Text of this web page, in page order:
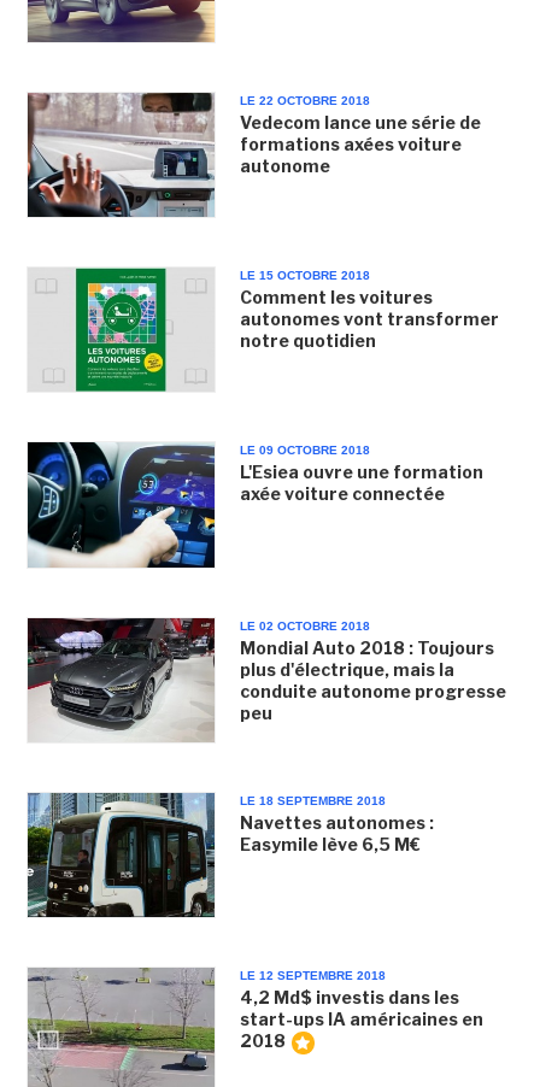
LE 22 OCTOBRE 2018
Vedecom lance une série de
formations axées voiture
autonome
LE 15 OCTOBRE 2018
Comment les voitures
autonomes vont transformer
notre quotidien
LE 09 OCTOBRE 2018
L'Esiea ouvre une formation
axée voiture connectée
LE 02 OCTOBRE 2018
Mondial Auto 2018 : Toujours
plus d'électrique, mais la
conduite autonome progresse
peu
LE 18 SEPTEMBRE 2018
Navettes autonomes :
Easymile lève 6,5 M€
LE 12 SEPTEMBRE 2018
4,2 Md$ investis dans les
start-ups IA américaines en
2018